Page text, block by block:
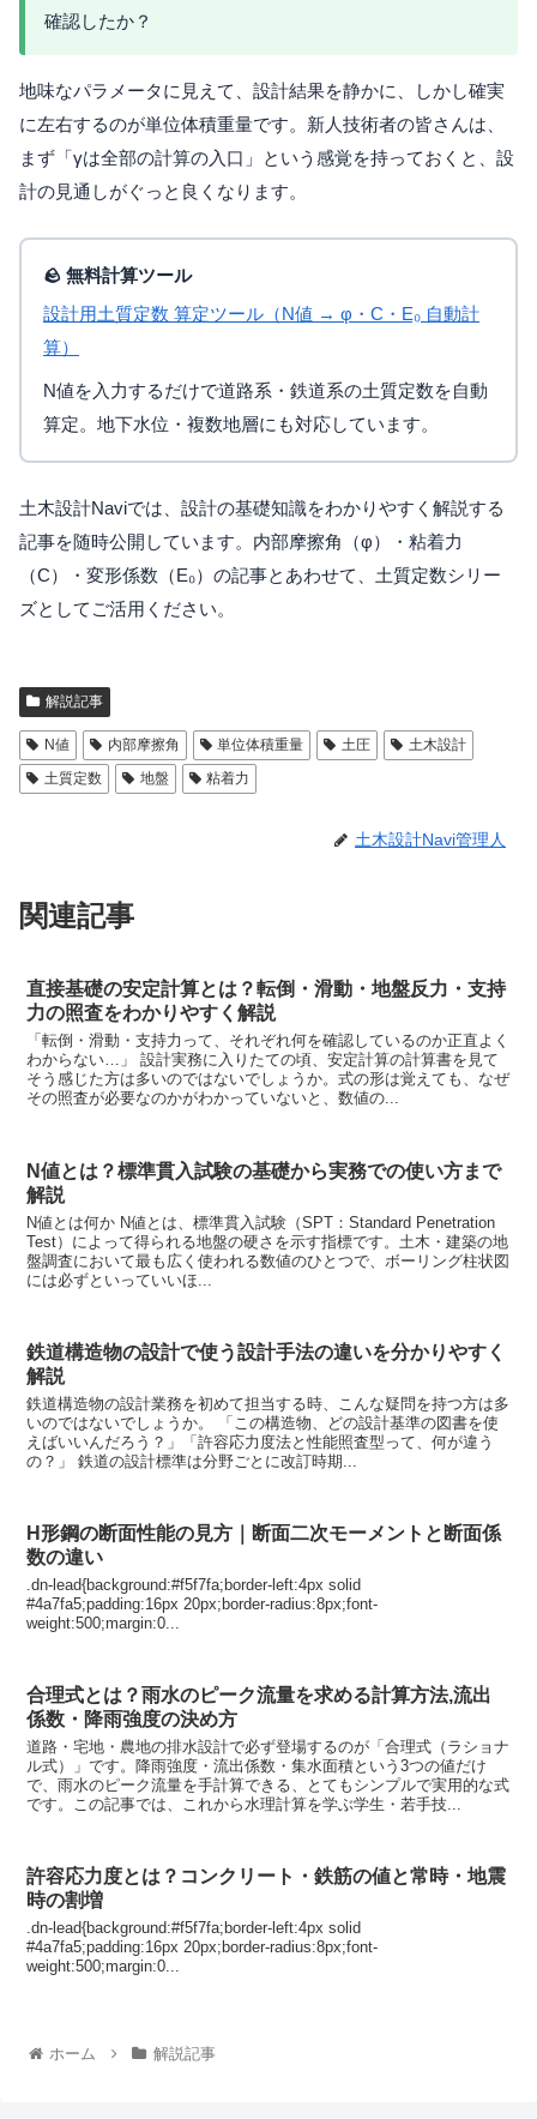
確認したか？
地味なパラメータに見えて、設計結果を静かに、しかし確実
に左右するのが単位体積重量です。新人技術者の皆さんは、
まず「γは全部の計算の入口」という感覚を持っておくと、設
計の見通しがぐっと良くなります。
🪨 無料計算ツール
設計用土質定数 算定ツール（N値 → φ・C・E₀ 自動計
算）
N値を入力するだけで道路系・鉄道系の土質定数を自動
算定。地下水位・複数地層にも対応しています。
土木設計Naviでは、設計の基礎知識をわかりやすく解説する
記事を随時公開しています。内部摩擦角（φ）・粘着力
（C）・変形係数（E₀）の記事とあわせて、土質定数シリー
ズとしてご活用ください。
解説記事
N値 内部摩擦角 単位体積重量 土圧
土木設計
土質定数
地盤 粘着力
土木設計Navi管理人
関連記事
直接基礎の安定計算とは？転倒・滑動・地盤反力・支持
力の照査をわかりやすく解説
「転倒・滑動・支持力って、それぞれ何を確認しているのか正直よく
わからない…」 設計実務に入りたての頃、安定計算の計算書を見て
そう感じた方は多いのではないでしょうか。式の形は覚えても、なぜ
その照査が必要なのかがわかっていないと、数値の...
N値とは？標準貫入試験の基礎から実務での使い方まで
解説
N値とは何か N値とは、標準貫入試験（SPT：Standard Penetration
Test）によって得られる地盤の硬さを示す指標です。土木・建築の地
盤調査において最も広く使われる数値のひとつで、ボーリング柱状図
には必ずといっていいほ...
鉄道構造物の設計で使う設計手法の違いを分かりやすく
解説
鉄道構造物の設計業務を初めて担当する時、こんな疑問を持つ方は多
いのではないでしょうか。 「この構造物、どの設計基準の図書を使
えばいいんだろう？」「許容応力度法と性能照査型って、何が違う
の？」 鉄道の設計標準は分野ごとに改訂時期...
H形鋼の断面性能の見方｜断面二次モーメントと断面係
数の違い
.dn-lead{background:#f5f7fa;border-left:4px solid
#4a7fa5;padding:16px 20px;border-radius:8px;font-
weight:500;margin:0...
合理式とは？雨水のピーク流量を求める計算方法,流出
係数・降雨強度の決め方
道路・宅地・農地の排水設計で必ず登場するのが「合理式（ラショナ
ル式）」です。降雨強度・流出係数・集水面積という3つの値だけ
で、雨水のピーク流量を手計算できる、とてもシンプルで実用的な式
です。この記事では、これから水理計算を学ぶ学生・若手技...
許容応力度とは？コンクリート・鉄筋の値と常時・地震
時の割増
.dn-lead{background:#f5f7fa;border-left:4px solid
#4a7fa5;padding:16px 20px;border-radius:8px;font-
weight:500;margin:0...
ホーム 解説記事